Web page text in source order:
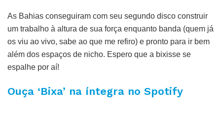
As Bahias conseguiram com seu segundo disco construir
um trabalho à altura de sua força enquanto banda (quem já
os viu ao vivo, sabe ao que me refiro) e pronto para ir bem
além dos espaços de nicho. Espero que a bixisse se
espalhe por aí!
Ouça ‘Bixa’ na íntegra no Spotify